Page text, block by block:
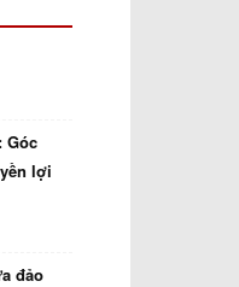
Góc
lợi
đảo